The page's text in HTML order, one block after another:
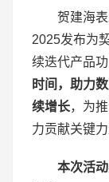
贺建海
2025发布为
续迭代产品
时间，助力
续增长，为
力贡献关键力
本次活